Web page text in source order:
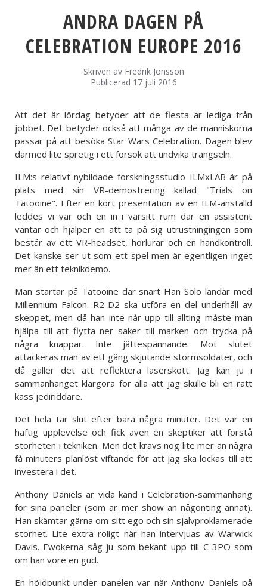
ANDRA DAGEN PÅ
CELEBRATION EUROPE 2016
Skriven av Fredrik Jonsson
Publicerad 17 juli 2016
Att det är lördag betyder att de flesta är lediga från
jobbet. Det betyder också att många av de människorna
passar på att besöka Star Wars Celebration. Dagen blev
därmed lite spretig i ett försök att undvika trängseln.
ILM:s relativt nybildade forskningsstudio ILMxLAB är på
plats med sin VR-demostrering kallad "Trials on
Tatooine". Efter en kort presentation av en ILM-anställd
leddes vi var och en in i varsitt rum där en assistent
väntar och hjälper en att ta på sig utrustningingen som
består av ett VR-headset, hörlurar och en handkontroll.
Det kanske ser ut som ett spel men är egentligen inget
mer än ett teknikdemo.
Man startar på Tatooine där snart Han Solo landar med
Millennium Falcon. R2-D2 ska utföra en del underhåll av
skeppet, men då han inte når upp till allting måste man
hjälpa till att flytta ner saker till marken och trycka på
några knappar. Inte jättespännande. Mot slutet
attackeras man av ett gäng skjutande stormsoldater, och
då gäller det att reflektera laserskott. Jag kan ju i
sammanhanget klargöra för alla att jag skulle bli en rätt
kass jediriddare.
Det hela tar slut efter bara några minuter. Det var en
häftig upplevelse och fick även en skeptiker att förstå
storheten i tekniken. Men det krävs nog lite mer än några
få minuters planlöst viftande för att jag ska lockas till att
investera i det.
Anthony Daniels är vida känd i Celebration-sammanhang
för sina paneler (som är mer show än någonting annat).
Han skämtar gärna om sitt ego och sin självproklamerade
storhet. Lite extra roligt när han intervjuas av Warwick
Davis. Ewokerna såg ju som bekant upp till C-3PO som
om han vore en gud.
En höjdpunkt under panelen var när Anthony Daniels på